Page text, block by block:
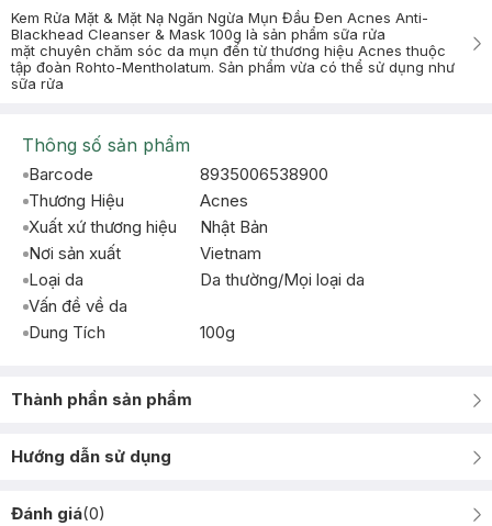
Kem Rửa Mặt & Mặt Nạ Ngăn Ngừa Mụn Đầu Đen Acnes Anti-
Blackhead Cleanser & Mask 100g là sản phẩm sữa rửa
mặt chuyên chăm sóc da mụn đến từ thương hiệu Acnes thuộc
tập đoàn Rohto-Mentholatum. Sản phẩm vừa có thể sử dụng như
sữa rửa
Thông số sản phẩm
Barcode
8935006538900
Thương Hiệu
Acnes
Xuất xứ thương hiệu
Nhật Bản
Nơi sản xuất
Vietnam
Loại da
Da thường/Mọi loại da
Vấn đề về da
Dung Tích
100g
Thành phần sản phẩm
Hướng dẫn sử dụng
Đánh giá(0)